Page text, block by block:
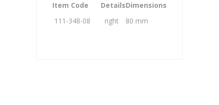
Item Code DetailsDimensions
111-348-08
right 80 mm